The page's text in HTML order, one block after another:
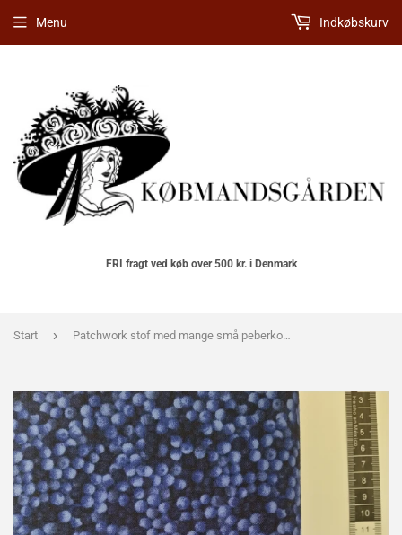
FRI fragt ved køb over 500 kr. i Denmark
Menu Indkøbskurv
Start › Patchwork stof med mange små peberkorn i blå farver.